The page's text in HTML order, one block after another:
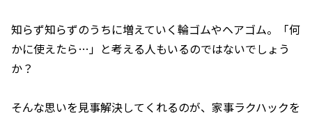
知らず知らずのうちに増えていく輪ゴムやヘアゴム。「何
かに使えたら…」と考える人もいるのではないでしょう
か？
そんな思いを見事解決してくれるのが、家事ラクハックを